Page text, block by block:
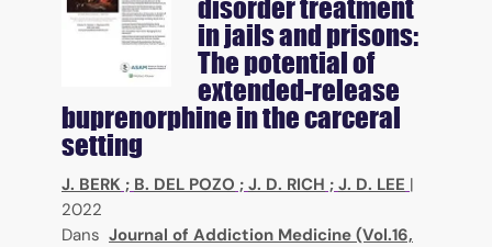
disorder treatment
in jails and prisons:
The potential of
extended-release
buprenorphine in the carceral
setting
J. BERK ; B. DEL POZO ; J. D. RICH ; J. D. LEE |
2022
Dans Journal of Addiction Medicine (Vol.16,